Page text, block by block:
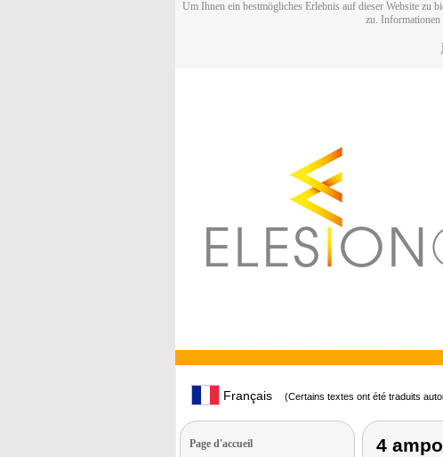
Um Ihnen ein bestmögliches Erlebnis auf dieser Website zu
zu.
Français (Certains textes ont été traduits
Page d'accueil 4